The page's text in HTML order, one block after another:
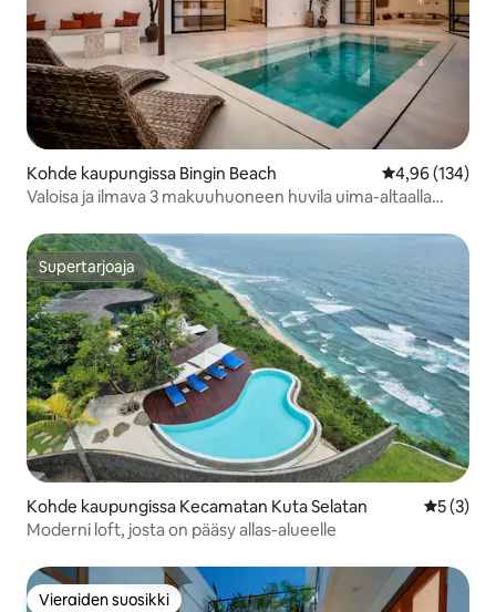
Kohde kaupungissa Bingin Beach
4,96 (134)
Valoisa ja ilmava 3 makuuhuoneen huvila uima-altaalla
Supertarjoaja
Supertarjoaja
Kohde kaupungissa Kecamatan Kuta Selatan
5 (3)
Moderni loft, josta on pääsy allas-alueelle
Vieraiden suosikki